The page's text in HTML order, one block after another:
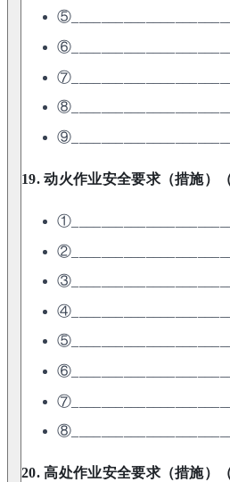
19. 动火作业安全要求（措施）
20. 高处作业安全要求（措施）